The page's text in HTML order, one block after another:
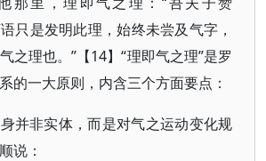
只是发明此理，始终未尝及气字，
之理也。”【14】“理即气之理”是罗
的一大原则，内含三个方面要点：
并非实体，而是对气之运动变化规
说：